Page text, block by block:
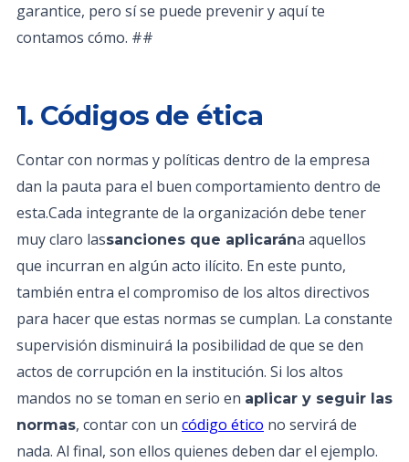
garantice, pero sí se puede prevenir y aquí te
contamos cómo. ##
1. Códigos de ética
Contar con normas y políticas dentro de la empresa
dan la pauta para el buen comportamiento dentro de
esta.Cada integrante de la organización debe tener
muy claro lassanciones que aplicarána aquellos
que incurran en algún acto ilícito. En este punto,
también entra el compromiso de los altos directivos
para hacer que estas normas se cumplan. La constante
supervisión disminuirá la posibilidad de que se den
actos de corrupción en la institución. Si los altos
mandos no se toman en serio en aplicar y seguir las
normas, contar con un código ético no servirá de
nada. Al final, son ellos quienes deben dar el ejemplo.